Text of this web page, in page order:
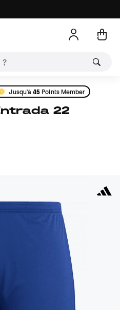
Jusqu'à45 Points Member